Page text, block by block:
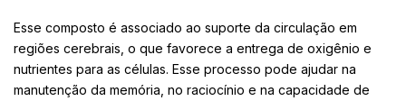
Esse composto é associado ao suporte da circulação em
regiões cerebrais, o que favorece a entrega de oxigênio e
nutrientes para as células. Esse processo pode ajudar na
manutenção da memória, no raciocínio e na capacidade de